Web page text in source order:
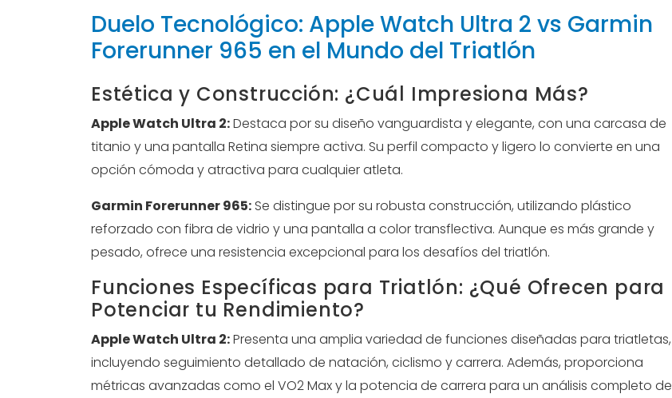
Duelo Tecnológico: Apple Watch Ultra 2 vs Garmin
Forerunner 965 en el Mundo del Triatlón
Estética y Construcción: ¿Cuál Impresiona Más?
Apple Watch Ultra 2:Destaca por su diseño vanguardista y elegante, con una carcasa de
titanio y una pantalla Retina siempre activa. Su perfil compacto y ligero lo convierte en una
opción cómoda y atractiva para cualquier atleta.
Garmin Forerunner 965: Se distingue por su robusta construcción, utilizando plástico
reforzado con fibra de vidrio y una pantalla a color transflectiva. Aunque es más grande y
pesado, ofrece una resistencia excepcional para los desafíos del triatlón.
Funciones Específicas para Triatlón: ¿Qué Ofrecen para
Potenciar tu Rendimiento?
Apple Watch Ultra 2:Presenta una amplia variedad de funciones diseñadas para triatletas,
incluyendo seguimiento detallado de natación, ciclismo y carrera. Además, proporciona
métricas avanzadas como el VO2 Max y la potencia de carrera para un análisis completo de